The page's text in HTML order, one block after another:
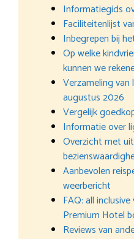
Informatiegids
Faciliteitenlijst
Inbegrepen bij
Op welke
kunnen we
Verzameling
augustus 2026
Vergelijk
Informatie over
Overzicht met
Aanbevolen
weerbericht
FAQ: all
Premium Hotel
Reviews van